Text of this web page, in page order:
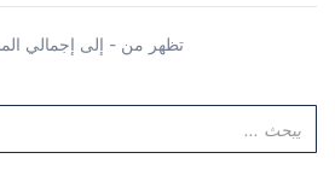
تظهر من - إلى إجمالي